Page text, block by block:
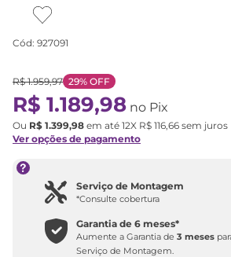
Cód: 927091
R$ 1.959,97 29% OFF
R$ 1.189,98 no Pix
Ou R$ 1.399,98 em até 12X R$ 116,66 sem juros
Ver opções de pagamento
Serviço de Montagem
*Consulte cobertura
Garantia de6 meses*
Aumente a Garantia de3 meses
Serviço de Montagem.